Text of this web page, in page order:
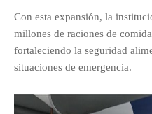
Con esta expansión, la
millones de raciones de
fortaleciendo la seguridad
situaciones de emergencia.